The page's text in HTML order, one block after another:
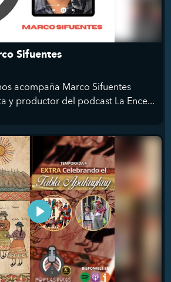
Sifuentes
acompaña Marco Sifuentes
y productor del podcast La Ence...